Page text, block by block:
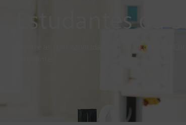
Estudantes da
Mostre as suas capacidades com o Concurso